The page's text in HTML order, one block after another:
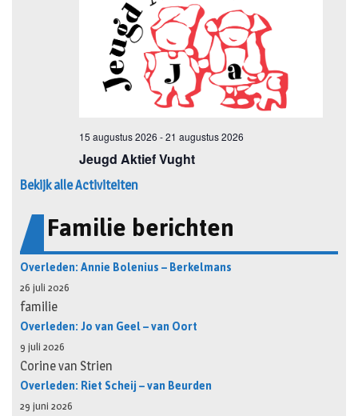
Bekijk alle Activiteiten
Familie berichten
Overleden: Annie Bolenius – Berkelmans
26 juli 2026
familie
Overleden: Jo van Geel – van Oort
9 juli 2026
Corine van Strien
Overleden: Riet Scheij – van Beurden
29 juni 2026